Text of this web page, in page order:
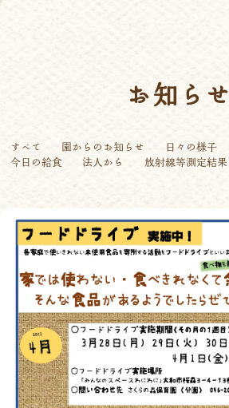
お知らせ
すべて 園からのお知らせ 日々の様子
今日の給食
法人から 放射線等測定結果